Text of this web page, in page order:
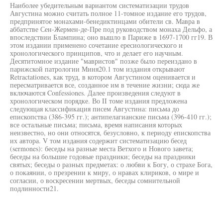
Наиболее убедительным вариантом систематизации трудов
Августина можно считать полное 11-томное издание его трудов,
предпринятое монахами-бенедиктинцами обители св. Мавра в
аббатстве Сен-Жермен-де-Пре под руководством монаха Дельфо, а
впоследствии Блампина; оно вышло в Париже в 1697-1700 гг19. В
этом издании применено сочетание ересиологического и
хронологического принципов, что и делает его научным.
Десятитомное издание "мавристов" позже было переиздано в
парижской патрологии Миня20.1 том издания открывают
Retractationes, как труд, в котором Августином оценивается и
пересматривается все, созданное им в течение жизни; сюда же
включаются Confessiones. Далее произведения следуют в
хронологическом порядке. Во II томе издания предложена
следующая классификация писем Августина: письма до
епископства (386-395 гг.); антипелагианские письма (396-410 гг.);
все остальные письма; письма, время написания которых
неизвестно, но они относятся, безусловно, к периоду епископства
их автора. V том издания содержит систематизацию бесед
(sermones): беседы на разные места Ветхого и Нового завета;
беседы на большие годовые праздники; беседы на праздники
святых; беседы о разных предметах: о любви к Богу, о страхе Бога,
о покаянии, о презрении к миру, о нравах клириков, о мире и
согласии, о воскресении мертвых, беседы сомнительной
подлинности21.